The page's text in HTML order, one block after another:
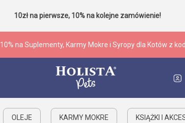
10zł na pierwsze, 10% na kolejne zamówienie!
10% na Suplementy, Karmy Mokre i Syropy dla Kotów z
OLEJE KARMY MOKRE KSIĄŻKI I